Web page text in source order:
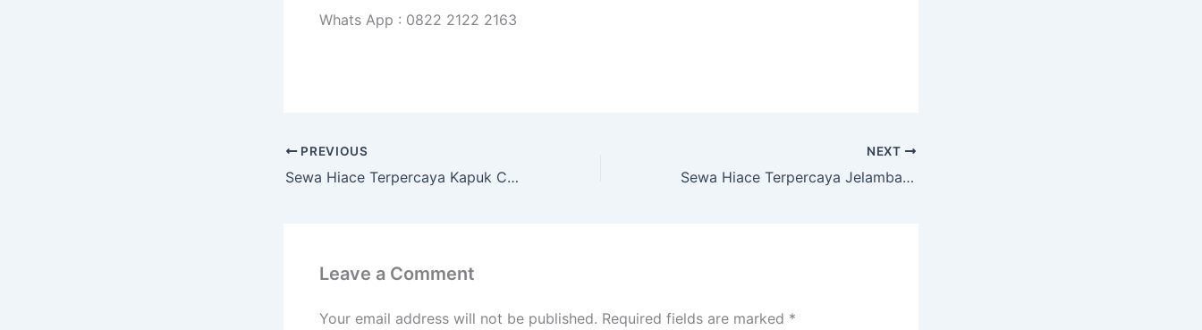
Whats App : 0822 2122 2163
PREVIOUS
Sewa Hiace Terpercaya Kapuk Cengkareng Jakarta Barat
NEXT
Sewa Hiace Terpercaya Jelambar Grogol Jakarta Barat
Leave a Comment
Your email address will not be published. Required fields are marked *